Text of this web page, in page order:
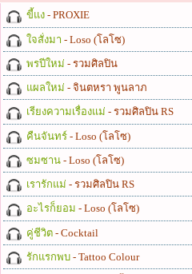
ขี้แง - PROXIE
ใจสั่งมา - Loso (โลโซ)
พรปีใหม่ - รวมศิลปิน
แผลใหม่ - จินตหรา พูนลาภ
เรียงความเรื่องแม่ - รวมศิลปิน RS
คืนจันทร์ - Loso (โลโซ)
ซมซาน - Loso (โลโซ)
เรารักแม่ - รวมศิลปิน RS
อะไรก็ยอม - Loso (โลโซ)
คู่ชีวิต - Cocktail
รักแรกพบ - Tattoo Colour